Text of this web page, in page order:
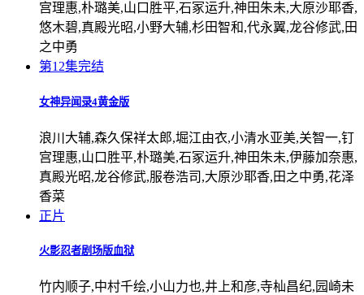
宫理惠,朴璐美,山口胜平,石冢运升,神田朱未,大原沙耶香,
悠木碧,真殿光昭,小野大辅,杉田智和,代永翼,龙谷修武,田
之中勇
第12集完结
女神异闻录4黄金版
浪川大辅,森久保祥太郎,堀江由衣,小清水亚美,关智一,钉
宫理惠,山口胜平,朴璐美,石冢运升,神田朱未,伊藤加奈惠,
真殿光昭,龙谷修武,服卷浩司,大原沙耶香,田之中勇,花泽
香菜
正片
火影忍者剧场版血狱
竹内顺子,中村千绘,小山力也,井上和彦,寺杣昌纪,园崎未